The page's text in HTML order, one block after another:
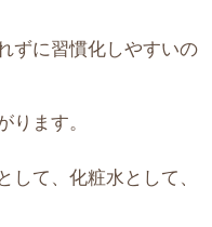
ずに習慣化しやすいの
ります。
して、化粧水として、